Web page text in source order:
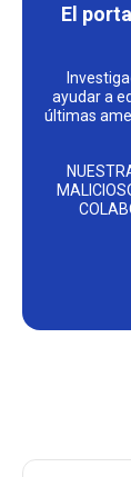
El
ayudar a
últimas